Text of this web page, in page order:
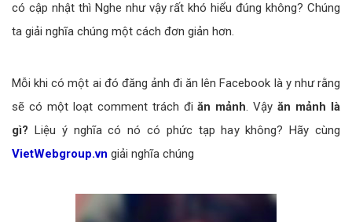
có cập nhật thì Nghe như vậy rất khó hiểu đúng không? Chúng
ta giải nghĩa chúng một cách đơn giản hơn.
Mỗi khi có một ai đó đăng ảnh đi ăn lên Facebook là y như rằng
sẽ có một loạt comment trách điăn mảnh. Vậyăn mảnh là
gì? Liệu ý nghĩa có nó có phức tạp hay không? Hãy cùng
VietWebgroup.vn giải nghĩa chúng